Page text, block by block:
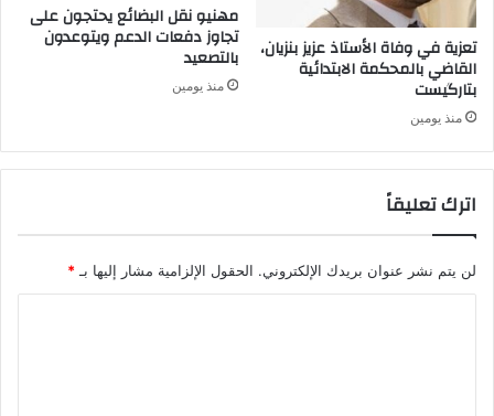
تعزية في وفاة الأستاذ عزيز بنزيان،
القاضي بالمحكمة الابتدائية
بتارگيست
منذ يومين
مهنيو نقل البضائع يحتجون على
تجاوز دفعات الدعم ويتوعدون
بالتصعيد
منذ يومين
اترك تعليقاً
لن يتم نشر عنوان بريدك الإلكتروني. الحقول الإلزامية مشار إليها بـ *